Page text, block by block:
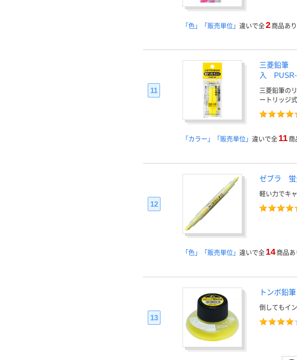
「色」「販売単位」 違いで全2 商品あ
11
三菱鉛筆
入
三菱鉛筆の
ートリッジ
「カラー」「販売単位」 違いで全 11 商
12
ゼブラ 蛍
軽い力でキ
「色」「販売単位」 違いで全 14 商品あ
13
トンボ鉛
倒してもイ